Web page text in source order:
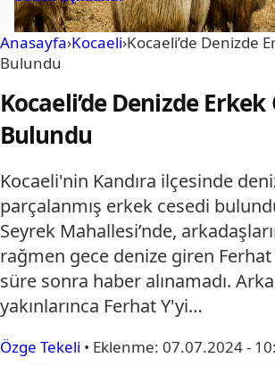
Anasayfa›Kocaeli›Kocaeli’de Denizde
Bulundu
Kocaeli’de Denizde Erkek
Bulundu
Kocaeli'nin Kandıra ilçesinde
parçalanmış erkek cesedi
Seyrek Mahallesi’nde,
rağmen gece denize giren
süre sonra haber alınamadı.
yakınlarınca Ferhat Y'yi…
Özge Tekeli • Eklenme: 07.07.2024 -